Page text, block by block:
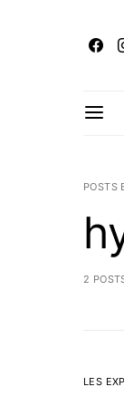
POSTS
2
LES